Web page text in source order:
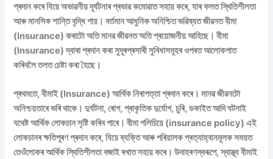
প্ৰদান কৰে যিয়ে অভাৱনীয় দূৰ্ঘটনাৰ প্ৰভাৱ কমোৱাত সহায় কৰে, যাৰ ফলত স্থিতিশীলতা
আৰু মানসিক শান্তি বৃদ্ধি পায়। বৰ্তমান আধুনিক অনিশ্চিত ভৱিষ্যত জীৱনত বীমা
(Insurance) কৰাটো অতি মানৱ জীৱনত অতি প্ৰয়োজনীয় আহিছে। বীমা
(Insurance) দ্বাৰা প্ৰদান কৰা সুদূৰপ্ৰসাৰী সুবিধাসমূহৰ ওপৰত আলোকপাত
কৰিবলৈ তলত চেষ্টা কৰা হৈছে।
প্ৰথমতে, বীমাই (Insurance) আৰ্থিক নিৰাপত্তা প্ৰদান কৰে। মানৱ জীৱনটো
অনিশ্চয়তাৰে ভৰি থাকে। দুৰ্ঘটনা, ৰোগ, প্ৰাকৃতিক দুৰ্যোগ, চুৰি, ডকাইত আদি ঘটনাই
যথেষ্ট আৰ্থিক লোকচান সৃষ্টি কৰিব পাৰে। বীমা পলিচিয়ে (insurance policy) এই
লোকচানৰ ক্ষতিপূৰণ প্ৰদান কৰে, যিয়ে ব্যক্তি আৰু পৰিয়ালক প্ৰত্যাহ্বানমূলক সময়ত
তেওঁলোকৰ আৰ্থিক স্থিতিশীলতা বজাই ৰখাত সহায় কৰে। উদাহৰণস্বৰূপে, স্বাস্থ্য বীমাই